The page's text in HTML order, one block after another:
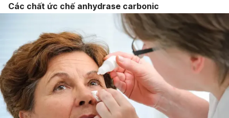
Các chất ức chế anhydrase carbonic